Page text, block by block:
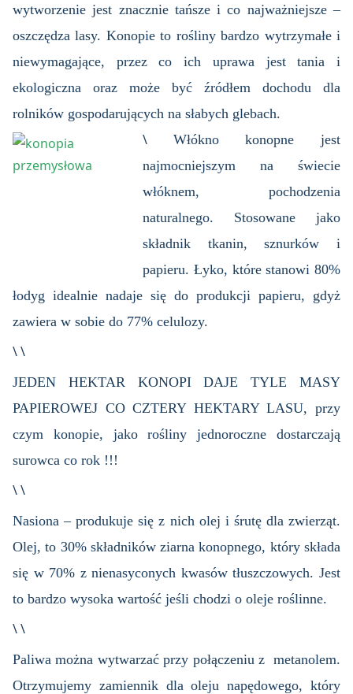
wytworzenie jest znacznie tańsze i co najważniejsze –
oszczędza lasy. Konopie to rośliny bardzo wytrzymałe i
niewymagające, przez co ich uprawa jest tania i
ekologiczna oraz może być źródłem dochodu dla
rolników gospodarujących na słabych glebach.
\ Włókno konopne jest
najmocniejszym na świecie
włóknem, pochodzenia
naturalnego. Stosowane jako
składnik tkanin, sznurków i
papieru. Łyko, które stanowi 80%
łodyg idealnie nadaje się do produkcji papieru, gdyż
zawiera w sobie do 77% celulozy.
\ \
JEDEN HEKTAR KONOPI DAJE TYLE MASY
PAPIEROWEJ CO CZTERY HEKTARY LASU, przy
czym konopie, jako rośliny jednoroczne dostarczają
surowca co rok !!!
\ \
Nasiona – produkuje się z nich olej i śrutę dla zwierząt.
Olej, to 30% składników ziarna konopnego, który składa
się w 70% z nienasyconych kwasów tłuszczowych. Jest
to bardzo wysoka wartość jeśli chodzi o oleje roślinne.
\ \
Paliwa można wytwarzać przy połączeniu z metanolem.
Otrzymujemy zamiennik dla oleju napędowego, który